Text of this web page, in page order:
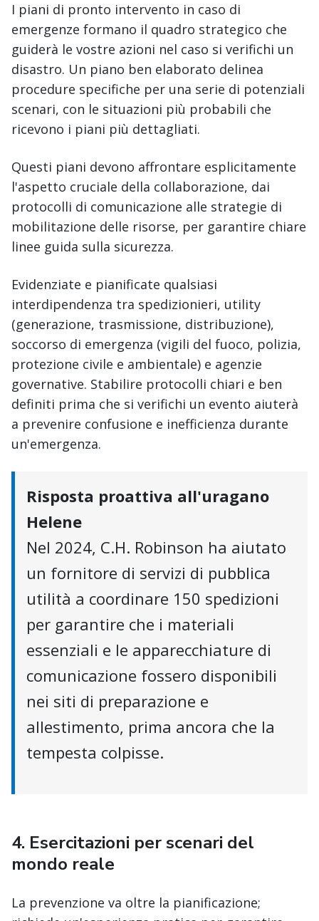
I piani di pronto intervento in caso di
emergenze formano il quadro strategico che
guiderà le vostre azioni nel caso si verifichi un
disastro. Un piano ben elaborato delinea
procedure specifiche per una serie di potenziali
scenari, con le situazioni più probabili che
ricevono i piani più dettagliati.
Questi piani devono affrontare esplicitamente
l'aspetto cruciale della collaborazione, dai
protocolli di comunicazione alle strategie di
mobilitazione delle risorse, per garantire chiare
linee guida sulla sicurezza.
Evidenziate e pianificate qualsiasi
interdipendenza tra spedizionieri, utility
(generazione, trasmissione, distribuzione),
soccorso di emergenza (vigili del fuoco, polizia,
protezione civile e ambientale) e agenzie
governative. Stabilire protocolli chiari e ben
definiti prima che si verifichi un evento aiuterà
a prevenire confusione e inefficienza durante
un'emergenza.
Risposta proattiva all'uragano
Helene
Nel 2024, C.H. Robinson ha aiutato
un fornitore di servizi di pubblica
utilità a coordinare 150 spedizioni
per garantire che i materiali
essenziali e le apparecchiature di
comunicazione fossero disponibili
nei siti di preparazione e
allestimento, prima ancora che la
tempesta colpisse.
4. Esercitazioni per scenari del
mondo reale
La prevenzione va oltre la pianificazione;